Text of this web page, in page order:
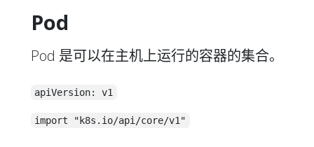
Pod
Pod 是可以在主机上运行的容器的集合。
apiVersion: v1
import "k8s.io/api/core/v1"